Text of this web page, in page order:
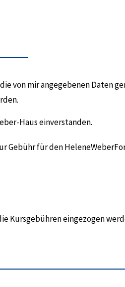
von mir angegebenen Daten
Haus einverstanden.
Gebühr für den
Kursgebühren eingezogen